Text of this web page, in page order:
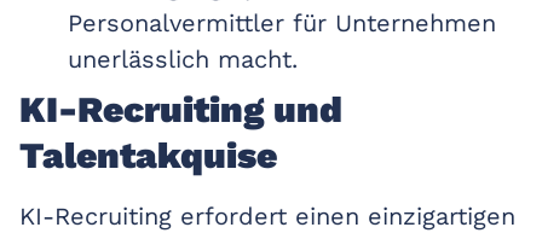
Personalvermittler für Unternehmen
unerlässlich macht.
KI-Recruiting und
Talentakquise
KI-Recruiting erfordert einen einzigartigen